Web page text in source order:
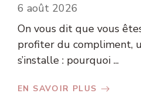
6 août 2026
On vous dit que vous
profiter du compliment,
s’installe : pourquoi ...
EN SAVOIR PLUS